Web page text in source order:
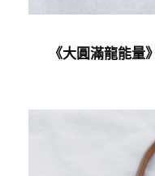
《大圓滿龍能